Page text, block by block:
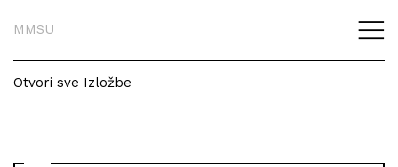
MMSU
Otvori sve Izložbe